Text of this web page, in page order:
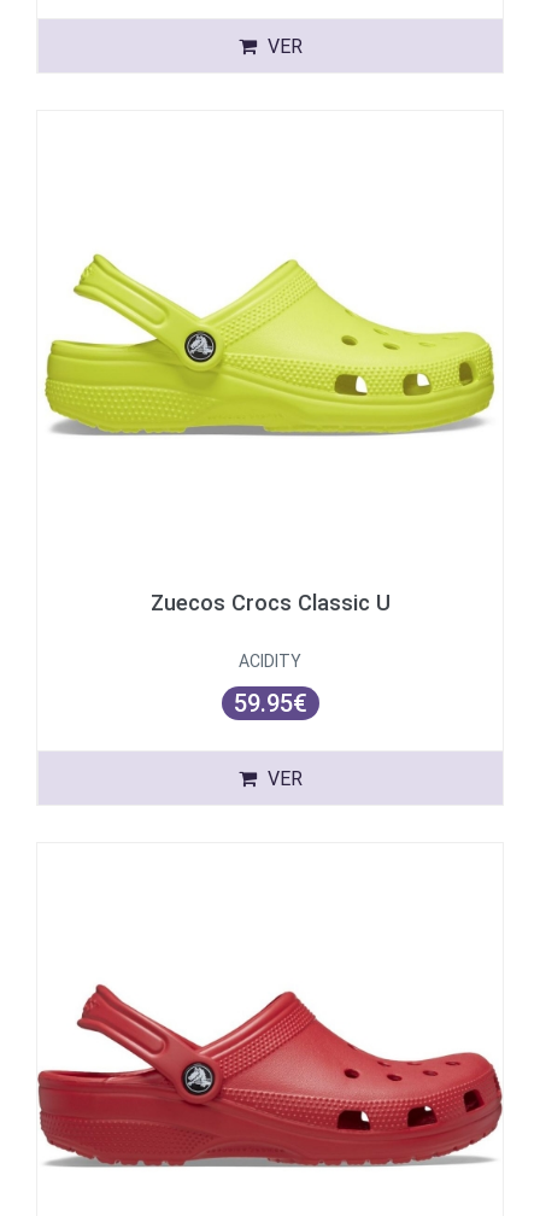
VER
Zuecos Crocs Classic U
ACIDITY
59.95€
VER